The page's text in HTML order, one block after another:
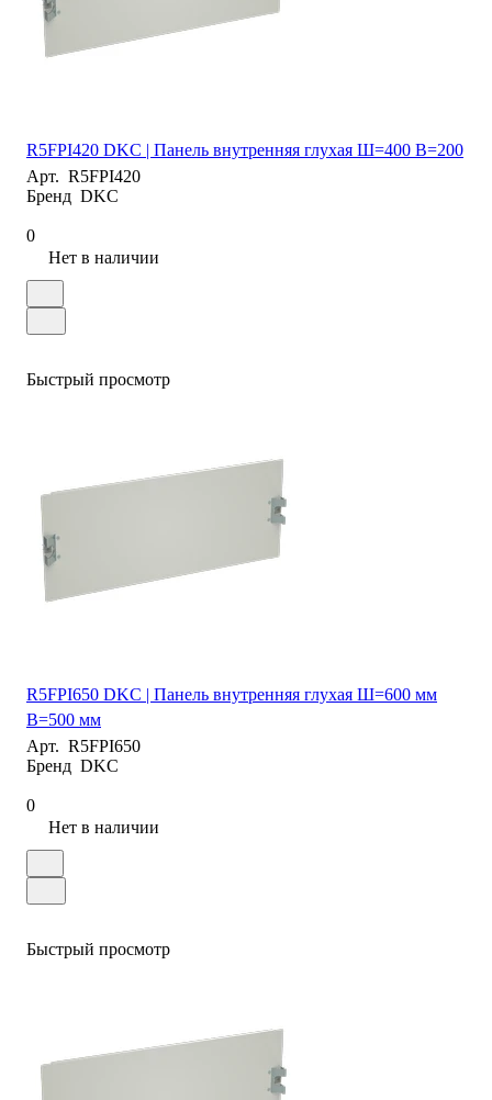
R5FPI420 DKC | Панель внутренняя глухая Ш=400 В=200
Арт. R5FPI420
Бренд DKC
0
Нет в наличии
Быстрый просмотр
R5FPI650 DKC | Панель внутренняя глухая Ш=600 мм
В=500 мм
Арт. R5FPI650
Бренд DKC
0
Нет в наличии
Быстрый просмотр